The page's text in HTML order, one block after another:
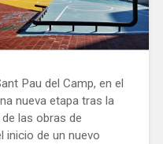
Pau del Camp, en el
nueva etapa tras la
las obras de
inicio de un nuevo